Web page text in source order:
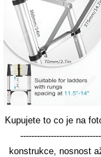
Kupujete to co je na
konstrukce, nosnost